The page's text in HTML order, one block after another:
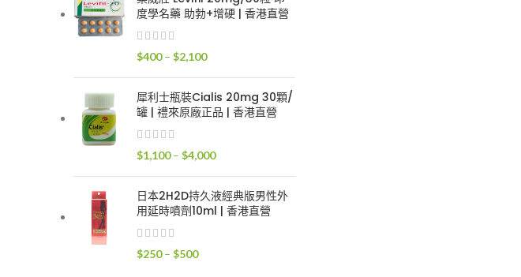
圍：
$2,000
度學名藥 助勃+增硬 | 香港直營
$400 – $2,100價
範
圍：
$2,100
犀利士瓶裝Cialis 20mg 30顆/
罐 | 禮來原廠正品 | 香港直營
$1,100 – $4,000價
範
圍：
日本2H2D持久液經典版男性外
用延時噴劑10ml | 香港直營
$250 – $500價